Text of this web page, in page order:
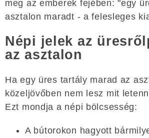
meg az emberek fejében: "egy
asztalon maradt - a felesleges
Népi jelek az
az asztalon
Ha egy üres tartály marad az
közeljövőben nem lesz mit
Ezt mondja a népi bölcsesség:
A bútorokon hagyott